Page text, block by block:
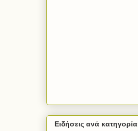
Ειδήσεις ανά κατηγορία